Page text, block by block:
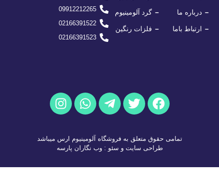
درباره ما
ارتباط باما
گرد آلومینیوم
فلزات رنگین
09912212265
02166391522
02166391523
تمامی حقوق متعلق به فروشگاه آلومینیوم ارس میباشد
طراحی سایت و سئو :وب نگاران پارسه